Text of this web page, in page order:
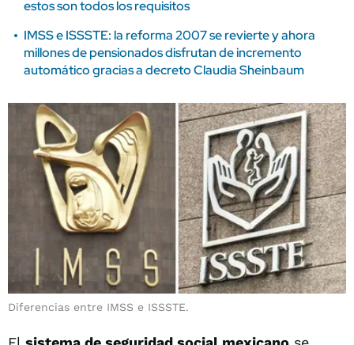
estos son todos los requisitos
IMSS e ISSSTE: la reforma 2007 se revierte y ahora
millones de pensionados disfrutan de incremento
automático gracias a decreto Claudia Sheinbaum
Diferencias entre IMSS e ISSSTE.